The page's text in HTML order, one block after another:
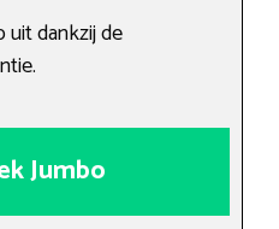
dankzij de
Jumbo